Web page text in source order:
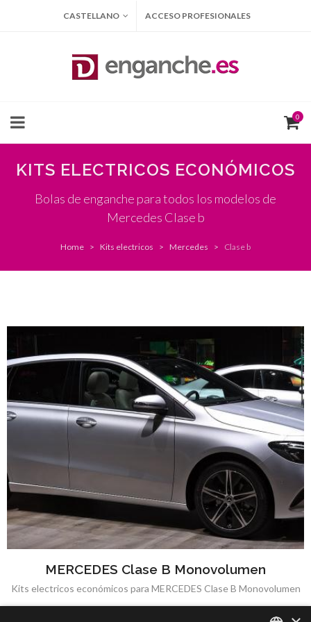
CASTELLANO ACCESO PROFESIONALES
0
KITS ELECTRICOS ECONÓMICOS
Bolas de enganche para todos los modelos de
Mercedes Clase b
Home Kits electricos Mercedes Clase b
MERCEDES Clase B Monovolumen
Kits electricos económicos para MERCEDES Clase B Monovolumen